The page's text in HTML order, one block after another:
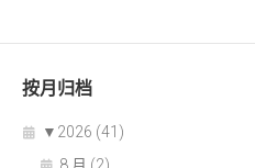
按月归档
▼ 2026 (41)
8 月 (2)